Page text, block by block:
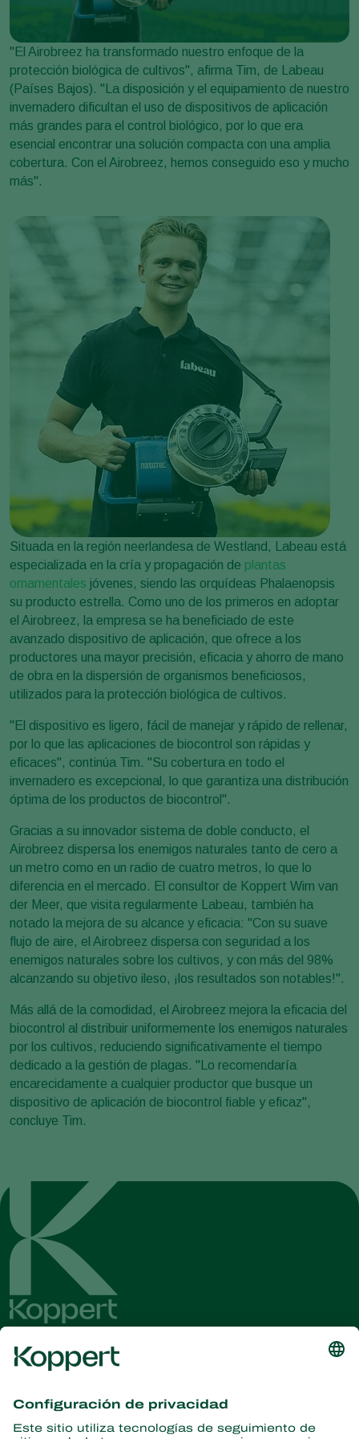
"El Airobreez ha transformado nuestro enfoque de la
protección biológica de cultivos", afirma Tim, de Labeau
(Países Bajos). "La disposición y el equipamiento de nuestro
invernadero dificultan el uso de dispositivos de aplicación
más grandes para el control biológico, por lo que era
esencial encontrar una solución compacta con una amplia
cobertura. Con el Airobreez, hemos conseguido eso y mucho
más".
Situada en la región neerlandesa de Westland, Labeau está
especializada en la cría y propagación de plantas
ornamentales jóvenes, siendo las orquídeas Phalaenopsis
su producto estrella. Como uno de los primeros en adoptar
el Airobreez, la empresa se ha beneficiado de este
avanzado dispositivo de aplicación, que ofrece a los
productores una mayor precisión, eficacia y ahorro de mano
de obra en la dispersión de organismos beneficiosos,
utilizados para la protección biológica de cultivos.
"El dispositivo es ligero, fácil de manejar y rápido de rellenar,
por lo que las aplicaciones de biocontrol son rápidas y
eficaces", continúa Tim. "Su cobertura en todo el
invernadero es excepcional, lo que garantiza una distribución
óptima de los productos de biocontrol".
Gracias a su innovador sistema de doble conducto, el
Airobreez dispersa los enemigos naturales tanto de cero a
un metro como en un radio de cuatro metros, lo que lo
diferencia en el mercado. El consultor de Koppert Wim van
der Meer, que visita regularmente Labeau, también ha
notado la mejora de su alcance y eficacia: "Con su suave
flujo de aire, el Airobreez dispersa con seguridad a los
enemigos naturales sobre los cultivos, y con más del 98%
alcanzando su objetivo ileso, ¡los resultados son notables!".
Más allá de la comodidad, el Airobreez mejora la eficacia del
biocontrol al distribuir uniformemente los enemigos naturales
por los cultivos, reduciendo significativamente el tiempo
dedicado a la gestión de plagas. "Lo recomendaría
encarecidamente a cualquier productor que busque un
dispositivo de aplicación de biocontrol fiable y eficaz",
concluye Tim.
información